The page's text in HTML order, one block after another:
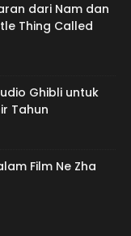
dari Nam dan
Thing Called
Ghibli untuk
Tahun
Film Ne Zha